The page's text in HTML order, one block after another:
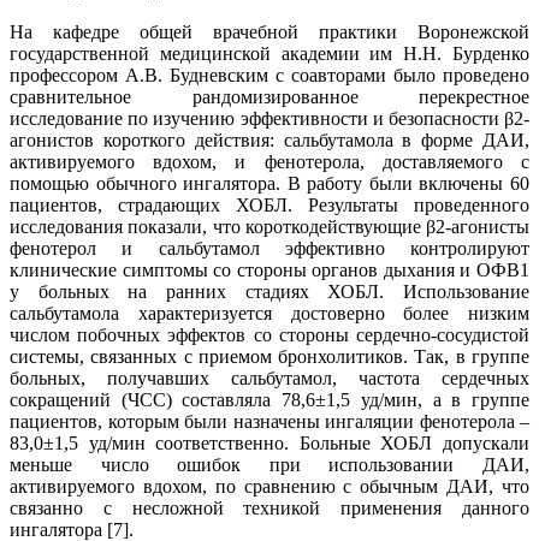
На кафедре общей врачебной практики Воронежской
государственной медицинской академии им Н.Н. Бурденко
профессором А.В. Будневским с соавторами было проведено
сравнительное рандомизированное перекрестное
исследование по изучению эффективности и безопасности β2-
агонистов короткого действия: сальбутамола в форме ДАИ,
активируемого вдохом, и фенотерола, доставляемого с
помощью обычного ингалятора. В работу были включены 60
пациентов, страдающих ХОБЛ. Результаты проведенного
исследования показали, что короткодействующие β2-агонисты
фенотерол и сальбутамол эффективно контролируют
клинические симптомы со стороны органов дыхания и ОФВ1
у больных на ранних стадиях ХОБЛ. Использование
сальбутамола характеризуется достоверно более низким
числом побочных эффектов со стороны сердечно-сосудистой
системы, связанных с приемом бронхолитиков. Так, в группе
больных, получавших сальбутамол, частота сердечных
сокращений (ЧСС) составляла 78,6±1,5 уд/мин, а в группе
пациентов, которым были назначены ингаляции фенотерола –
83,0±1,5 уд/мин соответственно. Больные ХОБЛ допускали
меньше число ошибок при использовании ДАИ,
активируемого вдохом, по сравнению с обычным ДАИ, что
связанно с несложной техникой применения данного
ингалятора [7].